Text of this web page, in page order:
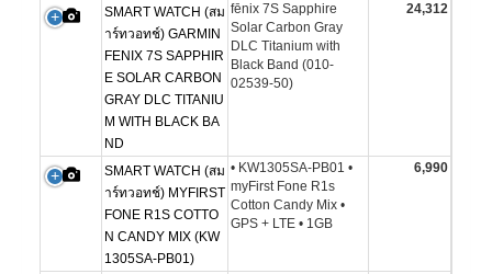
SMART WATCH (สม
าร์ทวอทช์) GARMIN
FENIX 7S SAPPHIR
E SOLAR CARBON
GRAY DLC TITANIU
M WITH BLACK BA
ND
fēnix 7S Sapphire
Solar Carbon Gray
DLC Titanium with
Black Band (010-
02539-50)
24,312
SMART WATCH (สม
าร์ทวอทช์) MYFIRST
FONE R1S COTTO
N CANDY MIX (KW
1305SA-PB01)
• KW1305SA-PB01 •
myFirst Fone R1s
Cotton Candy Mix •
GPS + LTE • 1GB
6,990